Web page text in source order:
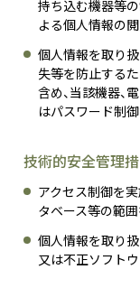
持ち込む機器等
よる個人情報の
個人情報を取り
失等を防止する
含め、当該機器、
はパスワード制御
技術的安全管理
アクセス制御を
タベース等の範囲
個人情報を取り
又は不正ソフト